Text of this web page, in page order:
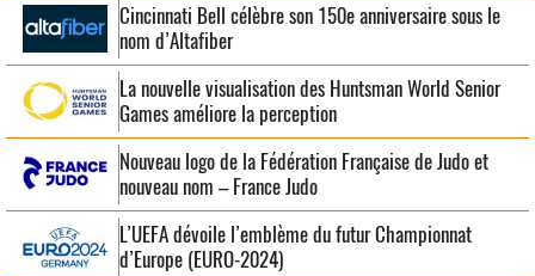
Cincinnati Bell célèbre son 150e anniversaire sous le
nom d’Altafiber
La nouvelle visualisation des Huntsman World Senior
Games améliore la perception
Nouveau logo de la Fédération Française de Judo et
nouveau nom – France Judo
L’UEFA dévoile l’emblème du futur Championnat
d’Europe (EURO-2024)